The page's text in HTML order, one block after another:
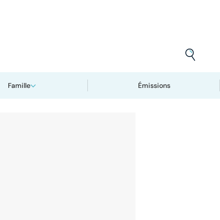
Famille Émissions